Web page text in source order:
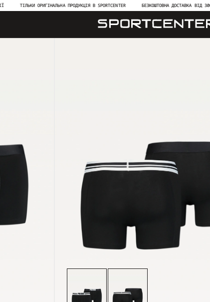
ТІЛЬКИ ОРИГІНАЛЬНА ПРОДУКЦІЯ В SPORTCENTER БЕЗКОШТОВНА ДОСТАВКА ВІД 3000 ГРН